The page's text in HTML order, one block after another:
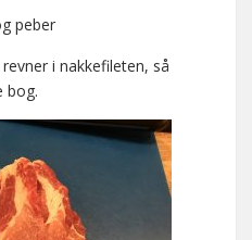
peber
i nakkefileten, så
bog.